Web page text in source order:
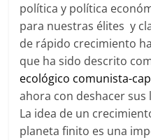
política y política
para nuestras élites y
de rápido crecimiento
que ha sido descrito
ecológico comunista-
ahora con deshacer
La idea de un
planeta finito es una